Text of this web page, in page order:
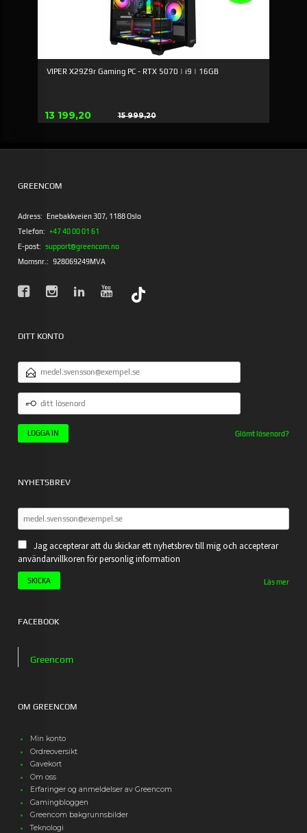
VIPER X29Z9r Gaming PC - RTX 5070 | i9 | 16GB
Erbjudande
13 199,20 15 999,20
Rabatt
GREENCOM
Adress:
Enebakkveien 307, 1188 Oslo
Telefon: +47 40 00 01 61
E-post: support@greencom.no
Momsnr.: 928069249MVA
DITT KONTO
E-
POSTADRESS
LÖSENORD
Glömt lösenord?
NYHETSBREV
Jag accepterar att du skickar ett nyhetsbrev till mig och accepterar
användarvillkoren för personlig information
Läs mer
FACEBOOK
Greencom
OM GREENCOM
Min konto
Ordreoversikt
Gavekort
Om oss
Erfaringer og anmeldelser av Greencom
Gamingbloggen
Greencom bakgrunnsbilder
Teknologi